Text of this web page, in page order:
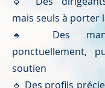
mais seuls à porter
🔹 Des
ponctuellement,
soutien
🔹 Des profils